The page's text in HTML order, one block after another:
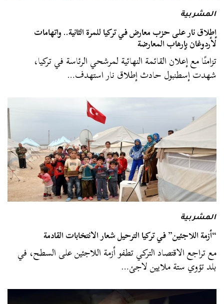
المشربية
إطلاق نار على حزب معارض في تركيا للمرة الثانية.. واتهامات
لأردوغان بإرهاب المعارضة
تزامنًا مع إعلان القائمة النهائية لمرشحي الرئاسة في تركيا،
شهدت إسطنبول حادث إطلاق نار استهدف…
المشربية
“أزمة اللاجئين” في تركيا الترحيل شعار الانتخابات القادمة
مع تراجع الاقتصاد التركي تطفو أزمة اللاجئين على السطح، في
بلد تؤوي ستة ملايين لاجئ…